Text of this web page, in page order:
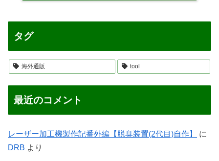
タグ
海外通販 tool
最近のコメント
レーザー加工機製作記番外編【脱臭装置(2代目)自作】
に
DRB より